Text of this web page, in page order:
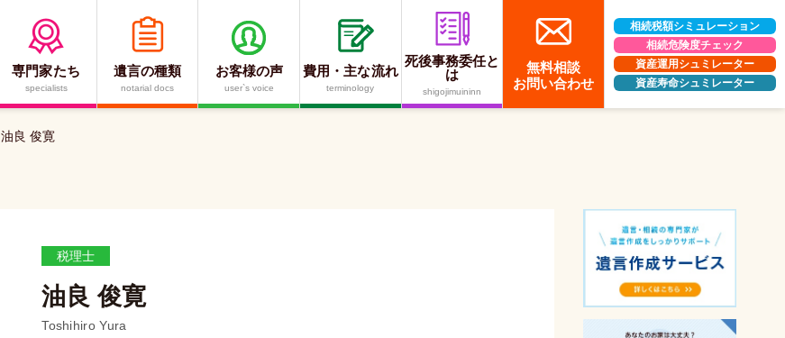
専門家たち
specialists
遺言の種類
notarial docs
お客様の声
user`s voice
費用・主な流れ
terminology
死後事務委任と
は
shigojimuininn
無料相談
お問い合わせ
相続税額シミュレーション
相続危険度チェック
資産運用シュミレーター
資産寿命シュミレーター
油良 俊寛
税理士
油良 俊寛